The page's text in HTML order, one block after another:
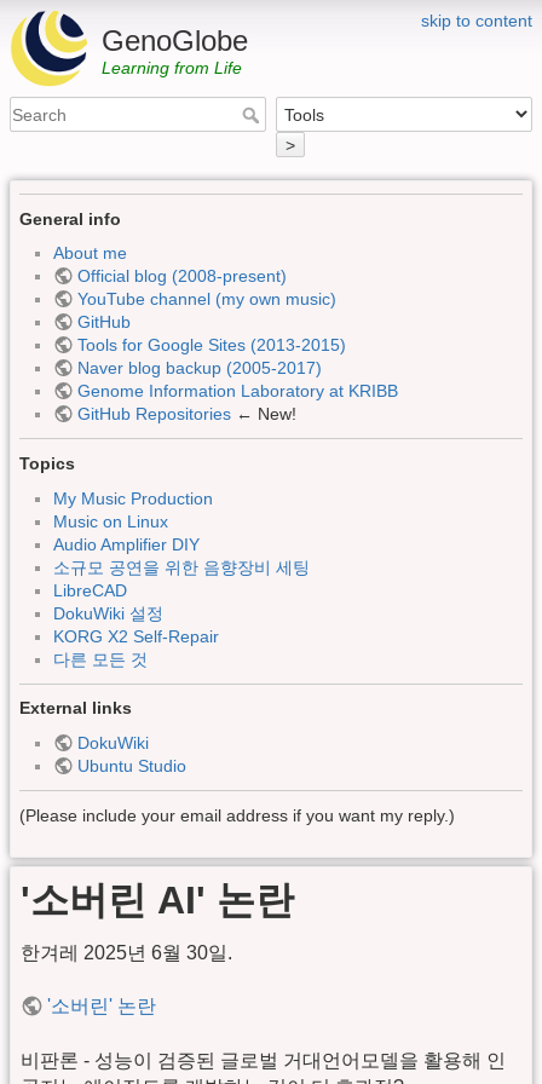
skip to content
GenoGlobe
Learning from Life
>
General info
About me
Official blog (2008-present)
YouTube channel (my own music)
GitHub
Tools for Google Sites (2013-2015)
Naver blog backup (2005-2017)
Genome Information Laboratory at KRIBB
GitHub Repositories← New!
Topics
My Music Production
Music on Linux
Audio Amplifier DIY
소규모 공연을 위한 음향장비 세팅
LibreCAD
DokuWiki 설정
KORG X2 Self-Repair
다른 모든 것
External links
DokuWiki
Ubuntu Studio
(Please include your email address if you want my reply.)
'소버린 AI' 논란
한겨레 2025년 6월 30일.
'소버린' 논란
비판론 - 성능이 검증된 글로벌 거대언어모델을 활용해 인